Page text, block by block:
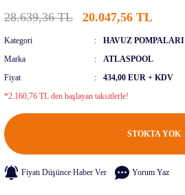
28.639,36 TL 20.047,56 TL
Kategori HAVUZ POMPALARI
Marka
ATLASPOOL
Fiyat
434,00 EUR + KDV
*2.160,76 TL den başlayan taksitlerle!
STOKTA YOK
Fiyatı Düşünce Haber Ver Yorum Yaz